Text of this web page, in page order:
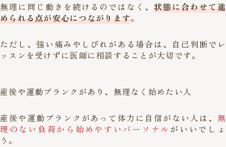
無理に同じ動きを続けるのではなく、状態に合わせて進
められる点が安心につながります。
ただし、強い痛みやしびれがある場合は、自己判断でレ
ッスンを受けずに医師に相談することが大切です。
産後や運動ブランクがあり、無理なく始めたい人
産後や運動ブランクがあって体力に自信がない人は、 無
理のない負荷から始めやすいパーソナル がいいでしょ
う。